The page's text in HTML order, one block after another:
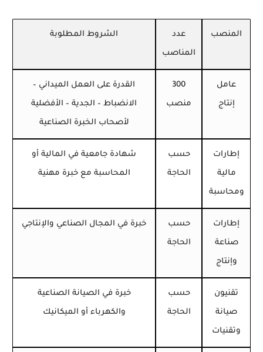
المنصب عدد
المناصب
الشروط المطلوبة
عامل
إنتاج
300
منصب
القدرة على العمل الميداني –
الانضباط – الجدية – الأفضلية
لأصحاب الخبرة الصناعية
إطارات
مالية
ومحاسبة
حسب
الحاجة
شهادة جامعية في المالية أو
المحاسبة مع خبرة مهنية
إطارات
صناعة
وإنتاج
حسب
الحاجة
خبرة في المجال الصناعي والإنتاجي
تقنيون
صيانة
وتقنيات
حسب
الحاجة
خبرة في الصيانة الصناعية
والكهرباء أو الميكانيك